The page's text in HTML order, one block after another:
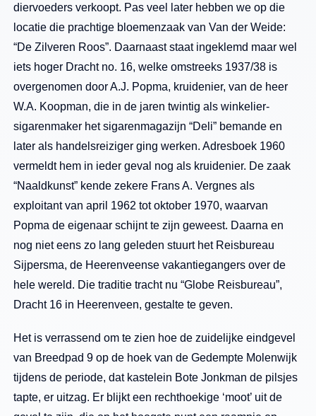
diervoeders verkoopt. Pas veel later hebben we op die
locatie die prachtige bloemenzaak van Van der Weide:
“De Zilveren Roos”. Daarnaast staat ingeklemd maar wel
iets hoger Dracht no. 16, welke omstreeks 1937/38 is
overgenomen door A.J. Popma, kruidenier, van de heer
W.A. Koopman, die in de jaren twintig als winkelier-
sigarenmaker het sigarenmagazijn “Deli” bemande en
later als handelsreiziger ging werken. Adresboek 1960
vermeldt hem in ieder geval nog als kruidenier. De zaak
“Naaldkunst” kende zekere Frans A. Vergnes als
exploitant van april 1962 tot oktober 1970, waarvan
Popma de eigenaar schijnt te zijn geweest. Daarna en
nog niet eens zo lang geleden stuurt het Reisbureau
Sijpersma, de Heerenveense vakantiegangers over de
hele wereld. Die traditie tracht nu “Globe Reisbureau”,
Dracht 16 in Heerenveen, gestalte te geven.
Het is verrassend om te zien hoe de zuidelijke eindgevel
van Breedpad 9 op de hoek van de Gedempte Molenwijk
tijdens de periode, dat kastelein Bote Jonkman de pilsjes
tapte, er uitzag. Er blijkt een rechthoekige ‘moot’ uit de